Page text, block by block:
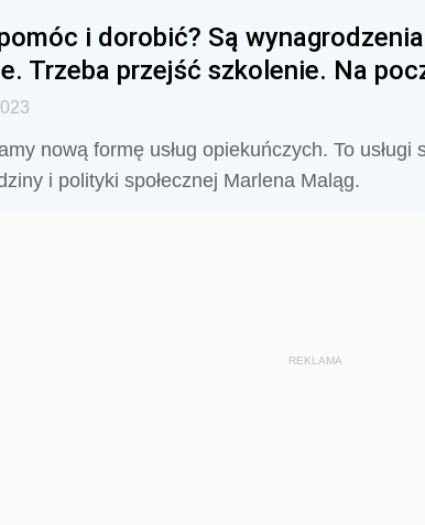
i dorobić? Są
Trzeba przejść szkolenie. Na
nową formę usług opiekuńczych. To usługi
i polityki społecznej Marlena Maląg.
REKLAMA